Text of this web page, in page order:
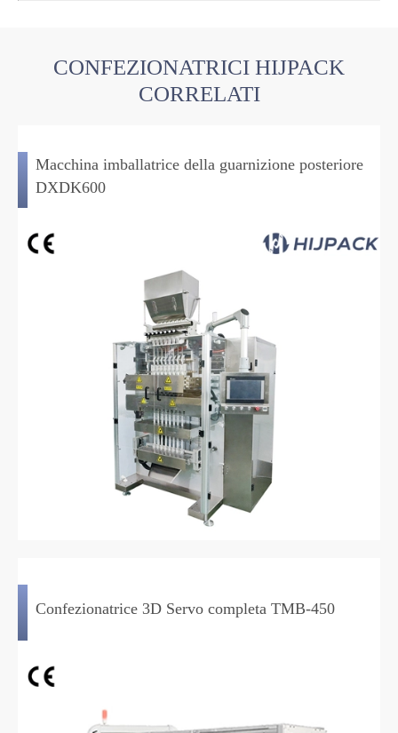
CONFEZIONATRICI HIJPACK
CORRELATI
Macchina imballatrice della guarnizione posteriore
DXDK600
Confezionatrice 3D Servo completa TMB-450